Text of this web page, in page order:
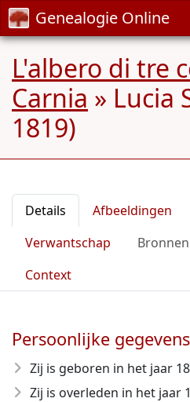
Genealogie Online
L'albero di tre
Carnia » Lucia
1819)
Details Afbeeldingen
Verwantschap
Bronnen
Context
Persoonlijke
Zij is geboren in het jaar
Zij is overleden in het jaar